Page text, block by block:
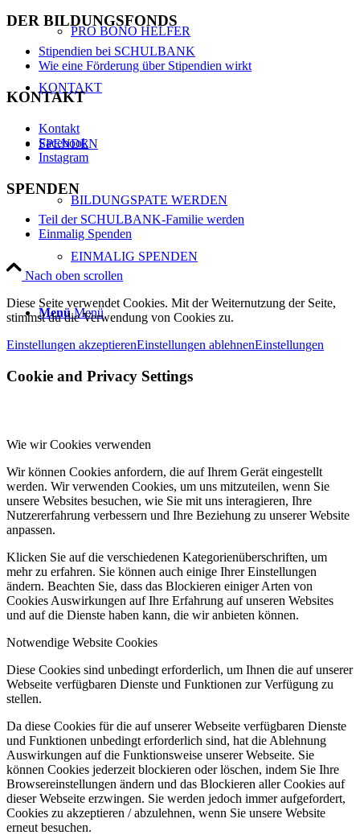
PRO BONO HELFER
KONTAKT
SPENDEN
BILDUNGSPATE WERDEN
EINMALIG SPENDEN
Menü Menü
DER BILDUNGSFONDS
Stipendien bei SCHULBANK
Wie eine Förderung über Stipendien wirkt
KONTAKT
Kontakt
Facebook
Instagram
SPENDEN
Teil der SCHULBANK-Familie werden
Einmalig Spenden
Nach oben scrollen
Diese Seite verwendet Cookies. Mit der Weiternutzung der Seite,
stimmst du die Verwendung von Cookies zu.
Einstellungen akzeptierenEinstellungen ablehnenEinstellungen
Cookie and Privacy Settings
Wie wir Cookies verwenden
Wir können Cookies anfordern, die auf Ihrem Gerät eingestellt
werden. Wir verwenden Cookies, um uns mitzuteilen, wenn Sie
unsere Websites besuchen, wie Sie mit uns interagieren, Ihre
Nutzererfahrung verbessern und Ihre Beziehung zu unserer Website
anpassen.
Klicken Sie auf die verschiedenen Kategorienüberschriften, um
mehr zu erfahren. Sie können auch einige Ihrer Einstellungen
ändern. Beachten Sie, dass das Blockieren einiger Arten von
Cookies Auswirkungen auf Ihre Erfahrung auf unseren Websites
und auf die Dienste haben kann, die wir anbieten können.
Notwendige Website Cookies
Diese Cookies sind unbedingt erforderlich, um Ihnen die auf unserer
Webseite verfügbaren Dienste und Funktionen zur Verfügung zu
stellen.
Da diese Cookies für die auf unserer Webseite verfügbaren Dienste
und Funktionen unbedingt erforderlich sind, hat die Ablehnung
Auswirkungen auf die Funktionsweise unserer Webseite. Sie
können Cookies jederzeit blockieren oder löschen, indem Sie Ihre
Browsereinstellungen ändern und das Blockieren aller Cookies auf
dieser Webseite erzwingen. Sie werden jedoch immer aufgefordert,
Cookies zu akzeptieren / abzulehnen, wenn Sie unsere Website
erneut besuchen.